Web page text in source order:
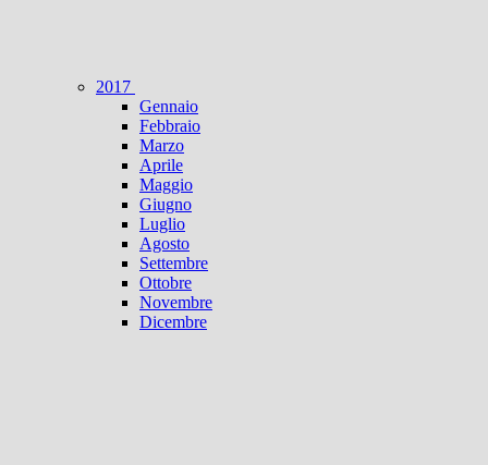
2017
Gennaio
Febbraio
Marzo
Aprile
Maggio
Giugno
Luglio
Agosto
Settembre
Ottobre
Novembre
Dicembre